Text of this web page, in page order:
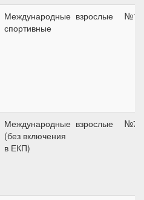
Международные
спортивные
взрослые
Международные
(без включения
в ЕКП)
взрослые №7,